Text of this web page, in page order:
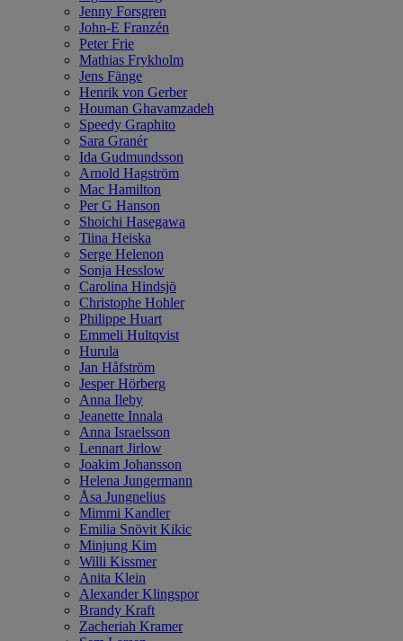
Jenny Forsgren
John-E Franzén
Peter Frie
Mathias Frykholm
Jens Fänge
Henrik von Gerber
Houman Ghavamzadeh
Speedy Graphito
Sara Granér
Ida Gudmundsson
Arnold Hagström
Mac Hamilton
Per G Hanson
Shoichi Hasegawa
Tiina Heiska
Serge Helenon
Sonja Hesslow
Carolina Hindsjö
Christophe Hohler
Philippe Huart
Emmeli Hultqvist
Hurula
Jan Håfström
Jesper Hörberg
Anna Ileby
Jeanette Innala
Anna Israelsson
Lennart Jirlow
Joakim Johansson
Helena Jungermann
Åsa Jungnelius
Mimmi Kandler
Emilia Snövit Kikic
Minjung Kim
Willi Kissmer
Anita Klein
Alexander Klingspor
Brandy Kraft
Zacheriah Kramer